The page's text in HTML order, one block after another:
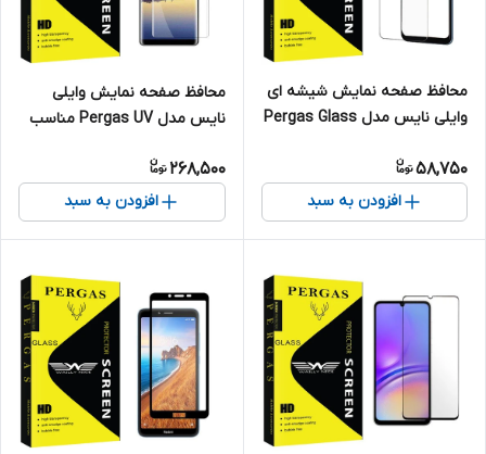
محافظ صفحه نمایش شیشه ای
وایلی نایس مدل Pergas Glass
7.2
58,750
افزودن به سبد
محافظ صفحه نمایش وایلی
نایس مدل Pergas UV مناسب
Galaxy Note 8
268,500
افزودن به سبد